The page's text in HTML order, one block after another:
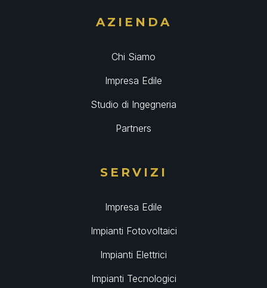
AZIENDA
Chi Siamo
Impresa Edile
Studio di Ingegneria
Partners
SERVIZI
Impresa Edile
Impianti Fotovoltaici
Impianti Elettrici
Impianti Tecnologici